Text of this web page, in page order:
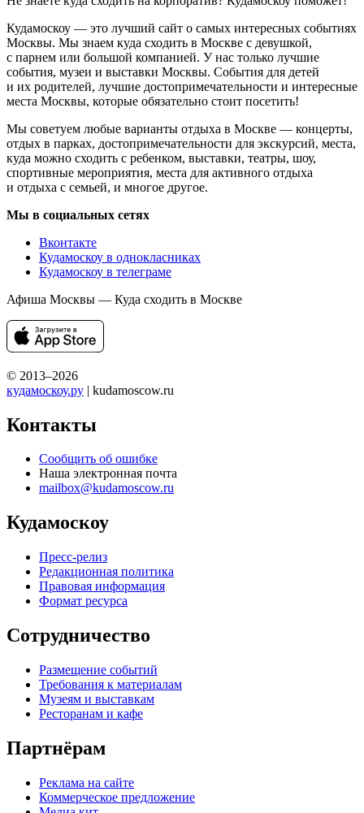
Кудамоскоу — это лучший сайт о самых интересных событиях
Москвы. Мы знаем куда сходить в Москве с девушкой,
с парнем или большой компанией. У нас только лучшие
события, музеи и выставки Москвы. События для детей
и их родителей, лучшие достопримечательности и интересные
места Москвы, которые обязательно стоит посетить!
Мы советуем любые варианты отдыха в Москве — концерты,
отдых в парках, достопримечательности для экскурсий, места,
куда можно сходить с ребенком, выставки, театры, шоу,
спортивные мероприятия, места для активного отдыха
и отдыха с семьей, и многое другое.
Мы в социальных сетях
Вконтакте
Кудамоскоу в однокласниках
Кудамоскоу в телеграме
Афиша Москвы — Куда сходить в Москве
© 2013–2026
кудамоскоу.ру | kudamoscow.ru
Контакты
Сообщить об ошибке
Наша электронная почта
mailbox@kudamoscow.ru
Кудамоскоу
Пресс-релиз
Редакционная политика
Правовая информация
Формат ресурса
Сотрудничество
Размещение событий
Требования к материалам
Музеям и выставкам
Ресторанам и кафе
Партнёрам
Реклама на сайте
Коммерческое предложение